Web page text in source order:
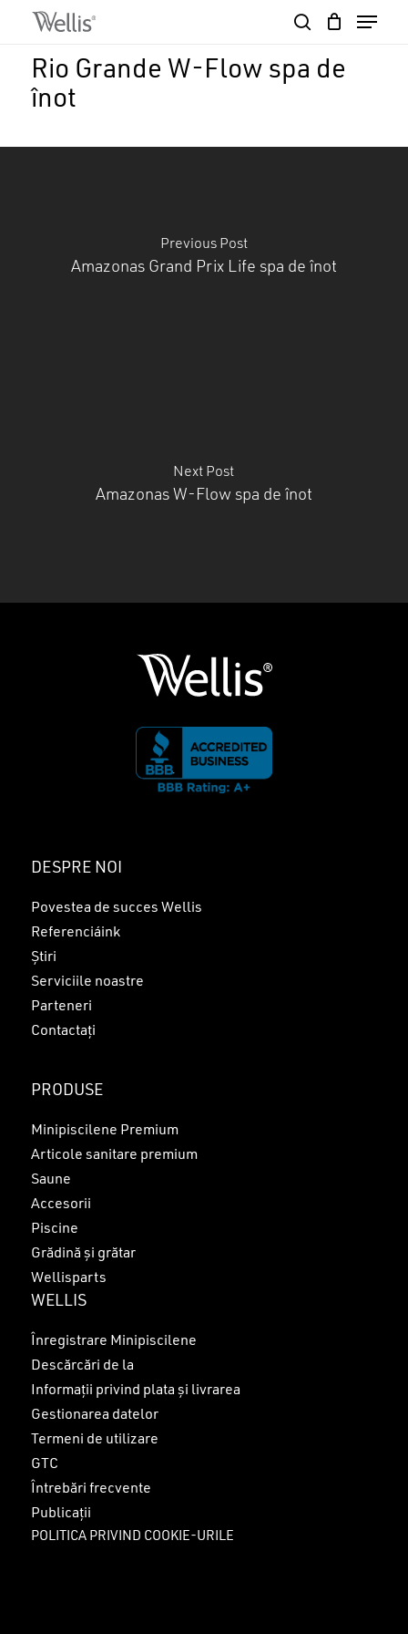
content
Menu
Rio Grande W-Flow spa de
înot
Previous Post
Amazonas Grand Prix Life spa de înot
Next Post
Amazonas W-Flow spa de înot
DESPRE NOI
Povestea de succes Wellis
Referenciáink
Știri
Serviciile noastre
Parteneri
Contactați
PRODUSE
Minipiscilene Premium
Articole sanitare premium
Saune
Accesorii
Piscine
Grădină și grătar
Wellisparts
WELLIS
Înregistrare Minipiscilene
Descărcări de la
Informații privind plata și livrarea
Gestionarea datelor
Termeni de utilizare
GTC
Întrebări frecvente
Publicații
POLITICA PRIVIND COOKIE-URILE